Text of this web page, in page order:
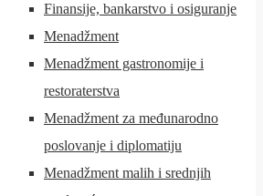
Finansije, bankarstvo i osiguranje
Menadžment
Menadžment gastronomije i
restoraterstva
Menadžment za međunarodno
poslovanje i diplomatiju
Menadžment malih i srednjih